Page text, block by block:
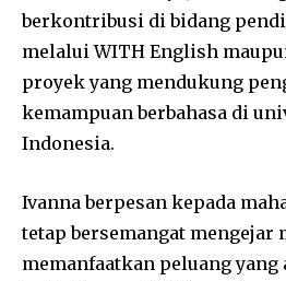
berkontribusi di bidang
melalui WITH English
proyek yang mendukung
kemampuan berbahasa di
Indonesia.
Ivanna berpesan kepada
tetap bersemangat mengejar
memanfaatkan peluang yang